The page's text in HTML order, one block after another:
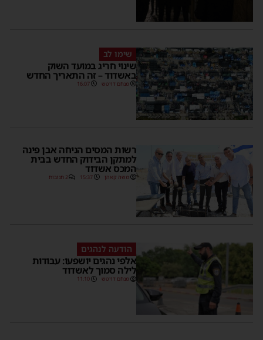
שימו לב
שינוי חריג במועד השוק
באשדוד – זה התאריך החדש
מנחם דויטש 16:07
רשות המסים הניחה אבן פינה
למתקן הבידוק החדש בבית
המכס אשדוד
משה קאהן 15:37 2 תגובות
הודעה לנהגים
אלפי נהגים יושפעו: עבודות
לילה סמוך לאשדוד
מנחם דויטש 11:10